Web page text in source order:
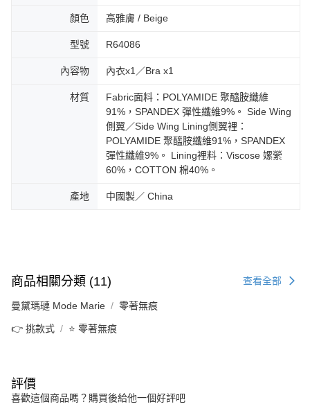
顏色 高雅膚 / Beige
型號 R64086
內容物 內衣x1／Bra x1
材質
Fabric面料：POLYAMIDE 聚醯胺纖維
91%，SPANDEX 彈性纖維9%。 Side Wing
側翼／Side Wing Lining側翼裡：
POLYAMIDE 聚醯胺纖維91%，SPANDEX
彈性纖維9%。 Lining裡料：Viscose 嫘縈
60%，COTTON 棉40%。
產地 中國製／ China
商品相關分類 (11) 查看全部
曼黛瑪璉 Mode Marie 零著無痕
👉 挑款式 ⭐ 零著無痕
評價
喜歡這個商品嗎？購買後給他一個好評吧